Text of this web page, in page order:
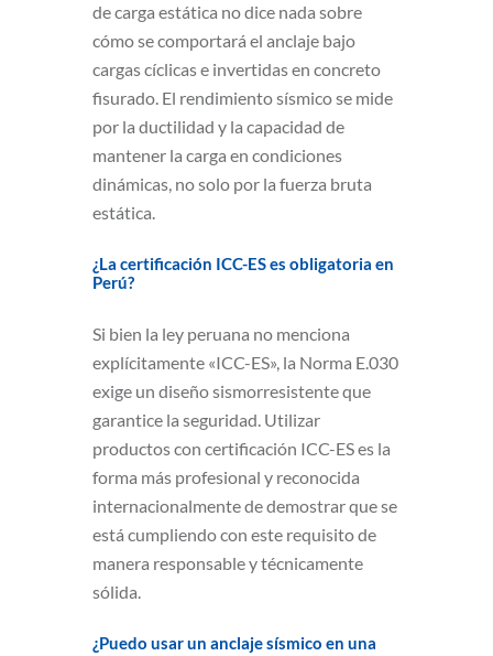
de carga estática no dice nada sobre
cómo se comportará el anclaje bajo
cargas cíclicas e invertidas en concreto
fisurado. El rendimiento sísmico se mide
por la ductilidad y la capacidad de
mantener la carga en condiciones
dinámicas, no solo por la fuerza bruta
estática.
¿La certificación ICC-ES es obligatoria en
Perú?
Si bien la ley peruana no menciona
explícitamente «ICC-ES», la Norma E.030
exige un diseño sismorresistente que
garantice la seguridad. Utilizar
productos con certificación ICC-ES es la
forma más profesional y reconocida
internacionalmente de demostrar que se
está cumpliendo con este requisito de
manera responsable y técnicamente
sólida.
¿Puedo usar un anclaje sísmico en una